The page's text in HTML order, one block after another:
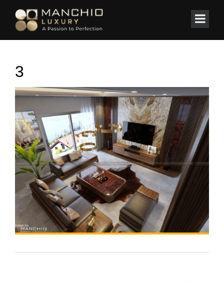
Home/BIỆT THỰ/ Biệt Thự Monaco ( Mr. Lục )
3